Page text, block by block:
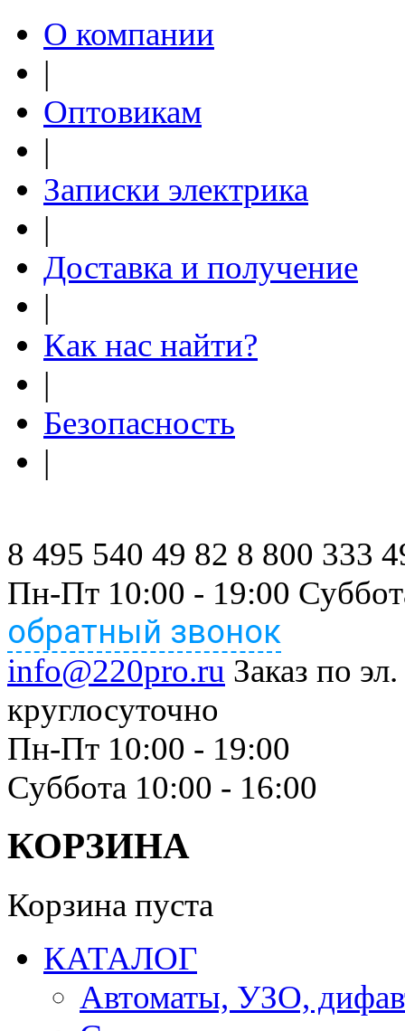
О компании
|
Оптовикам
|
Записки электрика
|
Доставка и получение
|
Как нас найти?
|
Безопасность
|
8 495 540 49 82 8 800 333
Пн-Пт 10:00 - 19:00
обратный звонок
info@220pro.ru Заказ по
круглосуточно
Пн-Пт 10:00 - 19:00
Суббота 10:00 - 16:00
КОРЗИНА
Корзина пуста
КАТАЛОГ
Автоматы, УЗО,